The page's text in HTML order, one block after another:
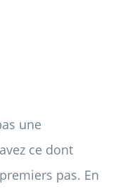
une
ce dont
pas. En